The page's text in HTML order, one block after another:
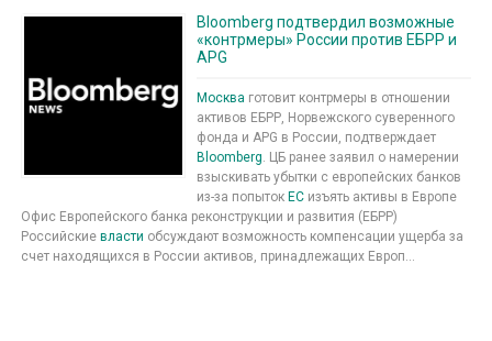
Bloomberg подтвердил возможные
«контрмеры» России против ЕБРР и
APG
Москва готовит контрмеры в отношении
активов ЕБРР, Норвежского суверенного
фонда и APG в России, подтверждает
Bloomberg. ЦБ ранее заявил о намерении
взыскивать убытки с европейских банков
из-за попыток ЕС изъять активы в Европе
Офис Европейского банка реконструкции и развития (ЕБРР)
Российские власти обсуждают возможность компенсации ущерба за
счет находящихся в России активов, принадлежащих Европ...